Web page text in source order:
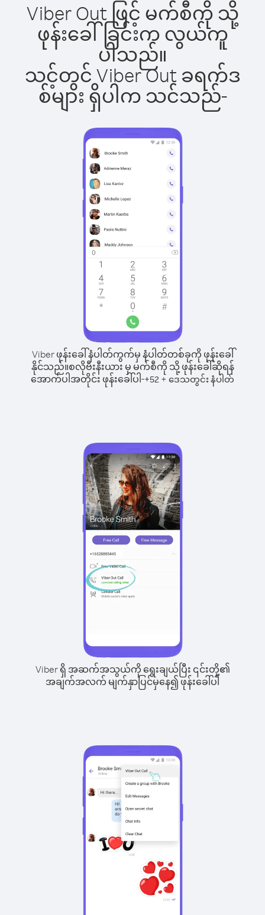
Viber Out ဖြင့် မက်စီကို သို့
ဖုန်းခေါ်ခြင်းက လွယ်ကူ
ပါသည်။
သင့်တွင် Viber Out ခရက်ဒ
စ်များ ရှိပါက သင်သည်-
Viber ဖုန်းခေါ်နံပါတ်ကွက်မှ နံပါတ်တစ်ခုကို ဖုန်းခေါ်
နိုင်သည်။စလိုဗီးနီးယား မှ မက်စီကို သို့ ဖုန်းခေါ်ဆိုရန်
အောက်ပါအတိုင်း ဖုန်းခေါ်ပါ-+52 + ဒေသတွင်း နံပါတ်
Viber ရှိ အဆက်အသွယ်ကို ရွေးချယ်ပြီး ၎င်းတို့၏
အချက်အလက် မျက်နှာပြင်မှနေ၍ ဖုန်းခေါ်ပါ